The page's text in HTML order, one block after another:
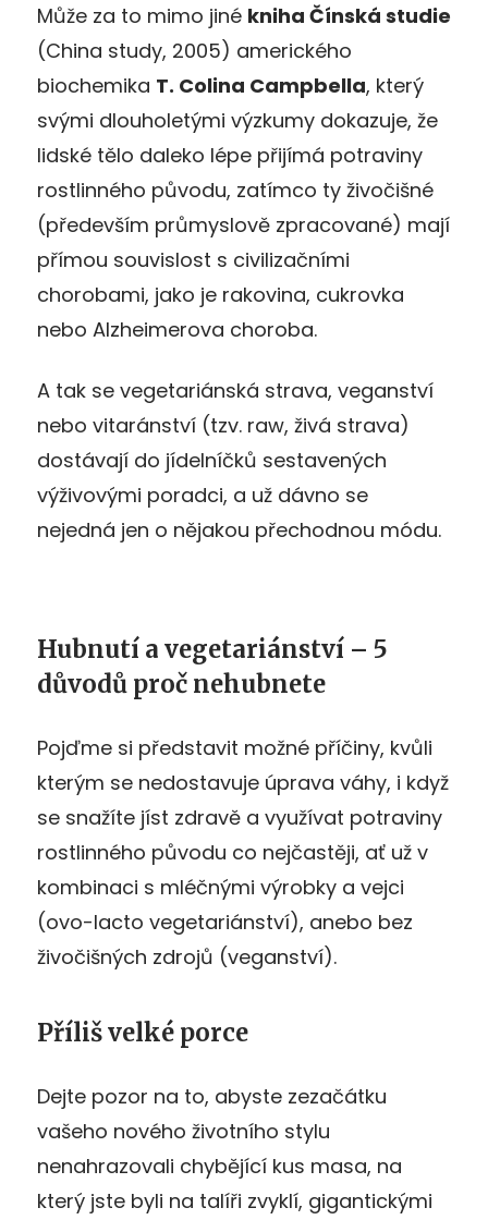
Může za to mimo jiné kniha Čínská studie
(China study, 2005) amerického
biochemika T. Colina Campbella, který
svými dlouholetými výzkumy dokazuje, že
lidské tělo daleko lépe přijímá potraviny
rostlinného původu, zatímco ty živočišné
(především průmyslově zpracované) mají
přímou souvislost s civilizačními
chorobami, jako je rakovina, cukrovka
nebo Alzheimerova choroba.
A tak se vegetariánská strava, veganství
nebo vitaránství (tzv. raw, živá strava)
dostávají do jídelníčků sestavených
výživovými poradci, a už dávno se
nejedná jen o nějakou přechodnou módu.
Hubnutí a vegetariánství – 5
důvodů proč nehubnete
Pojďme si představit možné příčiny, kvůli
kterým se nedostavuje úprava váhy, i když
se snažíte jíst zdravě a využívat potraviny
rostlinného původu co nejčastěji, ať už v
kombinaci s mléčnými výrobky a vejci
(ovo-lacto vegetariánství), anebo bez
živočišných zdrojů (veganství).
Příliš velké porce
Dejte pozor na to, abyste zezačátku
vašeho nového životního stylu
nenahrazovali chybějící kus masa, na
který jste byli na talíři zvyklí, gigantickými